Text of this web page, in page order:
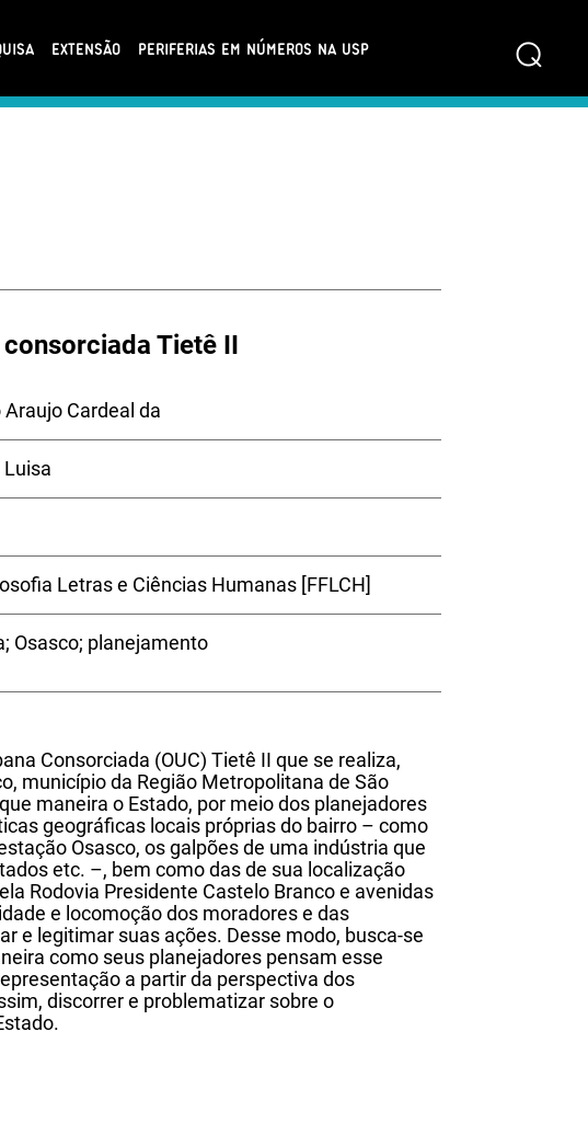
EXTENSÃO PERIFERIAS EM NÚMEROS NA USP ⌕
Tietê II
Cardeal da
Letras e Ciências Humanas [FFLCH]
Osasco; planejamento
Consorciada (OUC) Tietê II que se realiza,
município da Região Metropolitana de São
maneira o Estado, por meio dos planejadores
geográficas locais próprias do bairro – como
Osasco, os galpões de uma indústria que
etc. –, bem como das de sua localização
Rodovia Presidente Castelo Branco e avenidas
e locomoção dos moradores e das
e legitimar suas ações. Desse modo, busca-se
como seus planejadores pensam esse
a partir da perspectiva dos
discorrer e problematizar sobre o